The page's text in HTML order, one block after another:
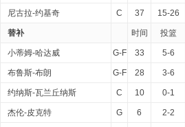
尼古拉-约基奇 C 37 15-26
替补 时间 投篮
小蒂姆-哈达威 G-F 33 5-6
布鲁斯-布朗 G-F 28 3-6
约纳斯-瓦兰丘纳斯 C 10 0-1
杰伦-皮克特 G 6 2-2